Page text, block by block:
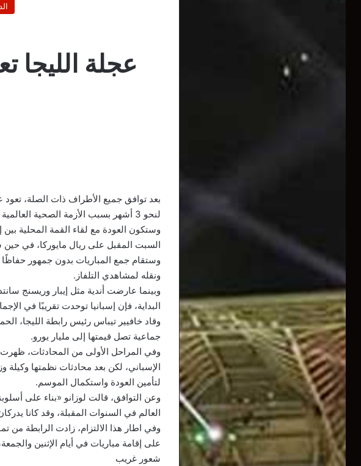
بعد توافق جميع الأطراف ذات الصلة،
لنحو 3 أشهر بسبب الأزمة الصحية العالمية لفيروس كورونا.
وستكون العودة مع لقاء القمة المحلية
السبت المقبل على ريال مايوركا، في حين
وستقام جمع المباريات بدون جمهور
ونقله لمشاهدي التلفاز.
وبينما عارضت أندية مثل إيبار وريسنج
البداية، فإن إسبانيا توحدت تقريبًا في
وقاد خافيير تيباس رئيس رابطة الليجا،
جماعية تصل قيمتها إلى مليار يورو.
وفي المراحل الأولى من المحادثات،
الإسباني، لكن بعد محادثات نظمتها وكيلة
لتأمين العودة واستكمال الموسم.
وعن التوافق، قالت لوزانو «بناء على
العالم في السنوات المقبلة، وقد كانا
وفي اطار هذا الالتزام، زادت الرابطة من
على إقامة مباريات في أيام الإثنين
شعور غريب